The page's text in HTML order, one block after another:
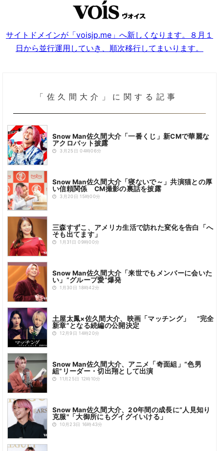
サイトドメインが「voisjp.me」へ新しくなります。８月１
日から並行運用していき、順次移行してまいります。
「佐久間大介」に関する記事
Snow Man佐久間大介「一番くじ」新CMで華麗な
アクロバット披露
3月25日 04時06分
Snow Man佐久間大介「寝ないで～」共演猫との厚
い信頼関係 CM撮影の裏話を披露
3月20日 15時00分
三森すずこ、アメリカ生活で訪れた変化を告白「へ
そも出てます」
1月31日 09時00分
Snow Man佐久間大介「来世でもメンバーに会いた
い」“グループ愛”爆発
1月30日 18時42分
土屋太鳳×佐久間大介、映画「マッチング」 “完全
新章”となる続編の公開決定
12月9日 14時20分
Snow Man佐久間大介、アニメ「奇面組」“色男
組”リーダー・切出翔として出演
11月25日 12時10分
Snow Man佐久間大介、20年間の成長に“人見知り
克服"「大御所にもグイグイいける」
10月23日 16時43分